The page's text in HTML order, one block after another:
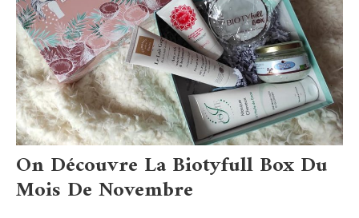
On Découvre La Biotyfull Box Du
Mois De Novembre